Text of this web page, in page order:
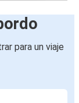
para un viaje